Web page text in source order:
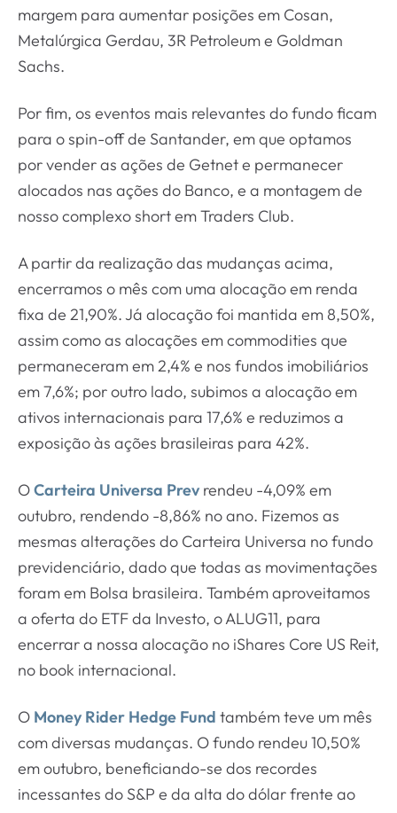
margem para aumentar posições em Cosan,
Metalúrgica Gerdau, 3R Petroleum e Goldman
Sachs.
Por fim, os eventos mais relevantes do fundo ficam
para o spin-off de Santander, em que optamos
por vender as ações de Getnet e permanecer
alocados nas ações do Banco, e a montagem de
nosso complexo short em Traders Club.
A partir da realização das mudanças acima,
encerramos o mês com uma alocação em renda
fixa de 21,90%. Já alocação foi mantida em 8,50%,
assim como as alocações em commodities que
permaneceram em 2,4% e nos fundos imobiliários
em 7,6%; por outro lado, subimos a alocação em
ativos internacionais para 17,6% e reduzimos a
exposição às ações brasileiras para 42%.
OCarteira Universa Prevrendeu -4,09% em
outubro, rendendo -8,86% no ano. Fizemos as
mesmas alterações do Carteira Universa no fundo
previdenciário, dado que todas as movimentações
foram em Bolsa brasileira. Também aproveitamos
a oferta do ETF da Investo, o ALUG11, para
encerrar a nossa alocação no iShares Core US Reit,
no book internacional.
O Money Rider Hedge Fund também teve um mês
com diversas mudanças. O fundo rendeu 10,50%
em outubro, beneficiando-se dos recordes
incessantes do S&P e da alta do dólar frente ao